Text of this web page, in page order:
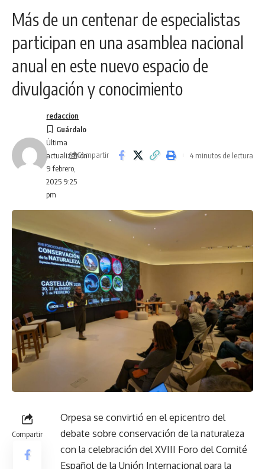
Más de un centenar de especialistas
participan en una asamblea nacional
anual en este nuevo espacio de
divulgación y conocimiento
Última
actualización
9 febrero,
2025 9:25
pm
redaccion
Compartir 4 minutos de lectura
Compartir
Orpesa se convirtió en el epicentro del
debate sobre conservación de la naturaleza
con la celebración del XVIII Foro del Comité
Español de la Unión Internacional para la